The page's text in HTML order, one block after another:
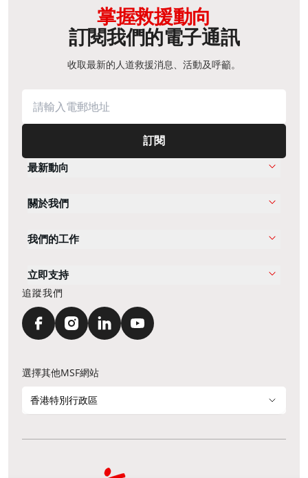
掌握救援動向
訂閱我們的電子通訊
收取最新的人道救援消息、活動及呼籲。
訂閱
最新動向
關於我們
我們的工作
立即支持
追蹤我們
選擇其他MSF網站
香港特別行政區